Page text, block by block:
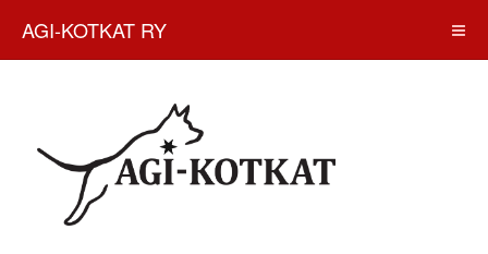
AGI-KOTKAT RY